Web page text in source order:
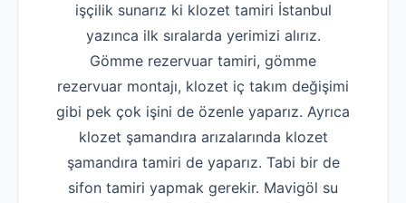
işçilik sunarız ki klozet tamiri İstanbul
yazınca ilk sıralarda yerimizi alırız.
Gömme rezervuar tamiri, gömme
rezervuar montajı, klozet iç takım değişimi
gibi pek çok işini de özenle yaparız. Ayrıca
klozet şamandıra arızalarında klozet
şamandıra tamiri de yaparız. Tabi bir de
sifon tamiri yapmak gerekir. Mavigöl su